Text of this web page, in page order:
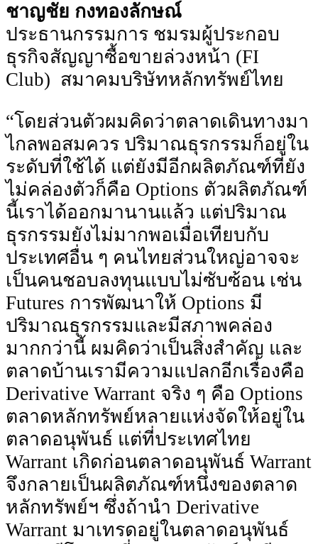
ชาญชัย กงทองลักษณ์
ประธานกรรมการ ชมรมผู้ประกอบ
ธุรกิจสัญญาซื้อขายล่วงหน้า (FI
Club) สมาคมบริษัทหลักทรัพย์ไทย
“โดยส่วนตัวผมคิดว่าตลาดเดินทางมา
ไกลพอสมควร ปริมาณธุรกรรมก็อยู่ใน
ระดับที่ใช้ได้ แต่ยังมีอีกผลิตภัณฑ์ที่ยัง
ไม่คล่องตัวก็คือ Options ตัวผลิตภัณฑ์
นี้เราได้ออกมานานแล้ว แต่ปริมาณ
ธุรกรรมยังไม่มากพอเมื่อเทียบกับ
ประเทศอื่น ๆ คนไทยส่วนใหญ่อาจจะ
เป็นคนชอบลงทุนแบบไม่ซับซ้อน เช่น
Futures การพัฒนาให้ Options มี
ปริมาณธุรกรรมและมีสภาพคล่อง
มากกว่านี้ ผมคิดว่าเป็นสิ่งสําคัญ และ
ตลาดบ้านเรามีความแปลกอีกเรื่องคือ
Derivative Warrant จริง ๆ คือ Options
ตลาดหลักทรัพย์หลายแห่งจัดให้อยู่ใน
ตลาดอนุพันธ์ แต่ที่ประเทศไทย
Warrant เกิดก่อนตลาดอนุพันธ์ Warrant
จึงกลายเป็นผลิตภัณฑ์หนึ่งของตลาด
หลักทรัพย์ฯ ซึ่งถ้านํา Derivative
Warrant มาเทรดอยู่ในตลาดอนุพันธ์